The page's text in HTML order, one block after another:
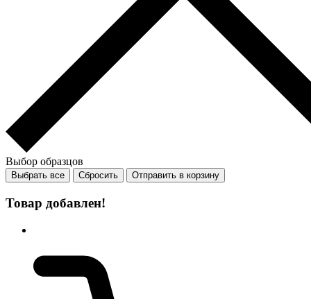
Выбор образцов
Выбрать все Сбросить Отправить в корзину
Товар добавлен!